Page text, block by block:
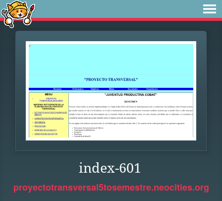
index-601
proyectotransversal5tosemestre.neocities.org